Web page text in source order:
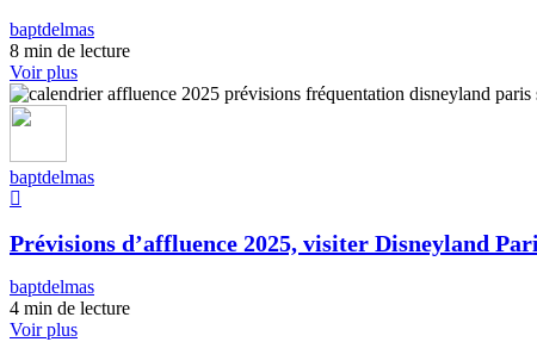
baptdelmas
8 min de lecture
Voir plus
baptdelmas
Prévisions d’affluence 2025, visiter Disneyland
baptdelmas
4 min de lecture
Voir plus